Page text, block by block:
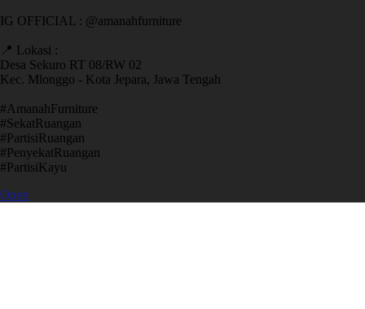
IG OFFICIAL : @amanahfurniture
📍 Lokasi :
Desa Sekuro RT 08/RW 02
Kec. Mlonggo - Kota Jepara, Jawa Tengah
​#AmanahFurniture
​#SekatRuangan
​#PartisiRuangan
​#PenyekatRuangan
​#PartisiKayu
Open